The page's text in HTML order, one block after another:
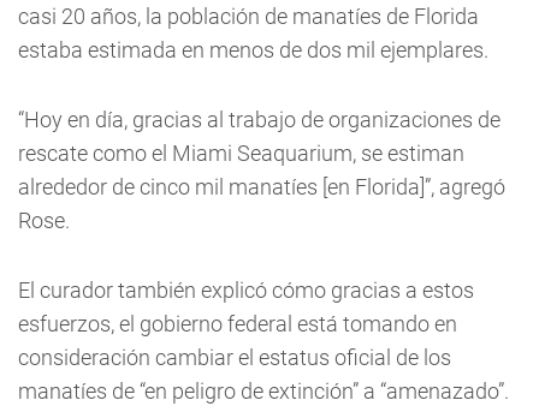
casi 20 años, la población de manatíes de Florida
estaba estimada en menos de dos mil ejemplares.
“Hoy en día, gracias al trabajo de organizaciones de
rescate como el Miami Seaquarium, se estiman
alrededor de cinco mil manatíes [en Florida]”, agregó
Rose.
El curador también explicó cómo gracias a estos
esfuerzos, el gobierno federal está tomando en
consideración cambiar el estatus oficial de los
manatíes de “en peligro de extinción” a “amenazado”.